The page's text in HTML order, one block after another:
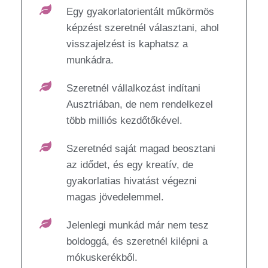
Egy gyakorlatorientált műkörmös
képzést szeretnél választani, ahol
visszajelzést is kaphatsz a
munkádra.
Szeretnél vállalkozást indítani
Ausztriában, de nem rendelkezel
több milliós kezdőtőkével.
Szeretnéd saját magad beosztani
az idődet, és egy kreatív, de
gyakorlatias hivatást végezni
magas jövedelemmel.
Jelenlegi munkád már nem tesz
boldoggá, és szeretnél kilépni a
mókuskerékből.